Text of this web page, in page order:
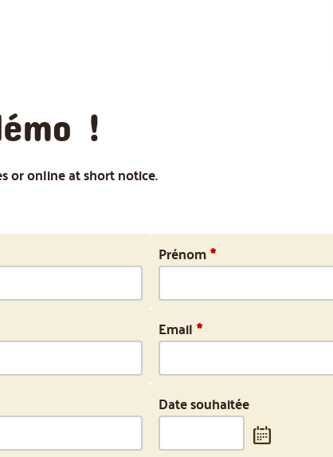
!
or online at short notice.
Prénom*
Email *
Date souhaitée